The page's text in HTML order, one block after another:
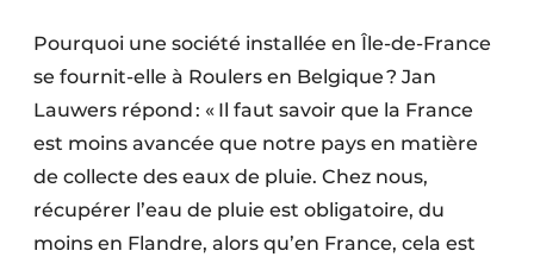
Pourquoi une société installée en Île-de-France
se fournit-elle à Roulers en Belgique ? Jan
Lauwers répond : « Il faut savoir que la France
est moins avancée que notre pays en matière
de collecte des eaux de pluie. Chez nous,
récupérer l’eau de pluie est obligatoire, du
moins en Flandre, alors qu’en France, cela est